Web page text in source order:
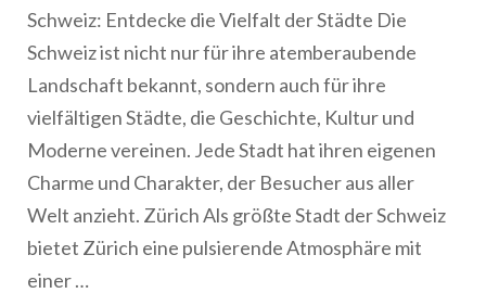
Schweiz: Entdecke die Vielfalt der Städte Die
Schweiz ist nicht nur für ihre atemberaubende
Landschaft bekannt, sondern auch für ihre
vielfältigen Städte, die Geschichte, Kultur und
Moderne vereinen. Jede Stadt hat ihren eigenen
Charme und Charakter, der Besucher aus aller
Welt anzieht. Zürich Als größte Stadt der Schweiz
bietet Zürich eine pulsierende Atmosphäre mit
einer …